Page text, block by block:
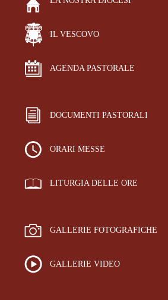
IL VESCOVO
AGENDA PASTORALE
DOCUMENTI PASTORALI
ORARI MESSE
LITURGIA DELLE ORE
GALLERIE FOTOGRAFICHE
GALLERIE VIDEO